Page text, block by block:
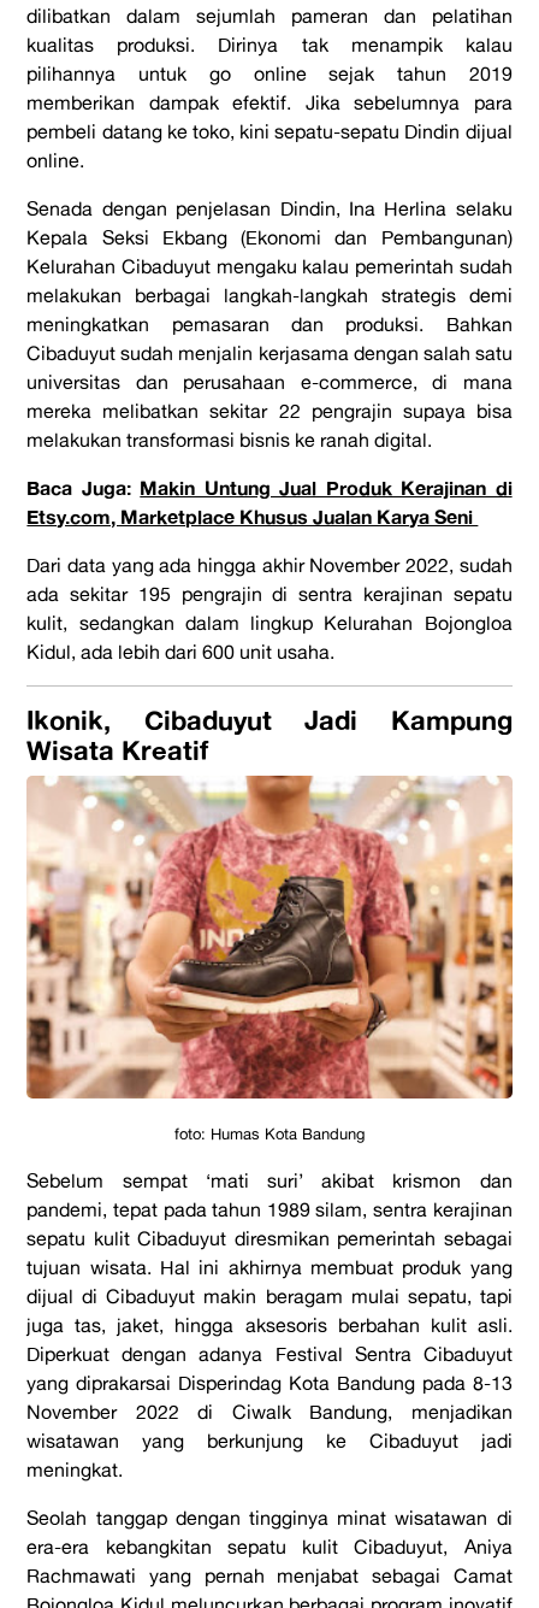
dilibatkan dalam sejumlah pameran dan pelatihan
kualitas produksi. Dirinya tak menampik kalau
pilihannya untuk go onlinesejak tahun 2019
memberikan dampak efektif. Jika sebelumnya para
pembeli datang ke toko, kini sepatu-sepatu Dindin dijual
online.
Senada dengan penjelasan Dindin, Ina Herlina selaku
Kepala Seksi Ekbang (Ekonomi dan Pembangunan)
Kelurahan Cibaduyut mengaku kalau pemerintah sudah
melakukan berbagai langkah-langkah strategis demi
meningkatkan pemasaran dan produksi. Bahkan
Cibaduyut sudah menjalin kerjasama dengan salah satu
universitas dan perusahaan e-commerce, di mana
mereka melibatkan sekitar 22 pengrajin supaya bisa
melakukan transformasi bisnis ke ranah digital.
Baca Juga: Makin Untung Jual Produk Kerajinan di
Etsy.com, Marketplace Khusus Jualan Karya Seni
Dari data yang ada hingga akhir November 2022, sudah
ada sekitar 195 pengrajin disentra kerajinan sepatu
kulit, sedangkan dalam lingkup Kelurahan Bojongloa
Kidul, ada lebih dari 600 unit usaha.
Ikonik, Cibaduyut Jadi Kampung
Wisata Kreatif
foto: Humas Kota Bandung
Sebelum sempat ‘mati suri’ akibat krismon dan
pandemi, tepat pada tahun 1989 silam,sentra kerajinan
sepatu kulitCibaduyut diresmikan pemerintah sebagai
tujuan wisata. Hal ini akhirnya membuat produk yang
dijual di Cibaduyut makin beragam mulai sepatu, tapi
juga tas, jaket, hingga aksesoris berbahan kulit asli.
Diperkuat dengan adanya Festival Sentra Cibaduyut
yang diprakarsai Disperindag Kota Bandung pada 8-13
November 2022 di Ciwalk Bandung, menjadikan
wisatawan yang berkunjung ke Cibaduyut jadi
meningkat.
Seolah tanggap dengan tingginya minat wisatawan di
era-era kebangkitan sepatu kulit Cibaduyut, Aniya
Rachmawati yang pernah menjabat sebagai Camat